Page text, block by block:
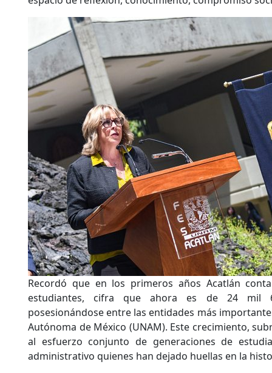
Recordó que en los primeros años Acatlán
estudiantes, cifra que ahora es de 24 mil
posesionándose entre las entidades más
Autónoma de México (UNAM). Este crecimiento,
al esfuerzo conjunto de generaciones de
administrativo quienes han dejado huellas en la